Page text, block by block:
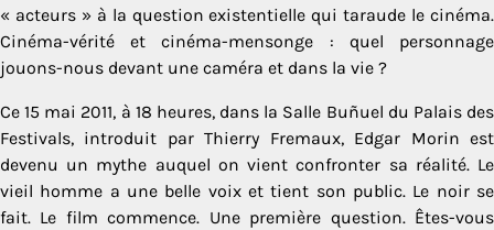
« acteurs » à la question existentielle qui taraude le cinéma.
Cinéma-vérité et cinéma-mensonge : quel personnage
jouons-nous devant une caméra et dans la vie ?
Ce 15 mai 2011, à 18 heures, dans la Salle Buñuel du Palais des
Festivals, introduit par Thierry Fremaux, Edgar Morin est
devenu un mythe auquel on vient confronter sa réalité. Le
vieil homme a une belle voix et tient son public. Le noir se
fait. Le film commence. Une première question. Êtes-vous